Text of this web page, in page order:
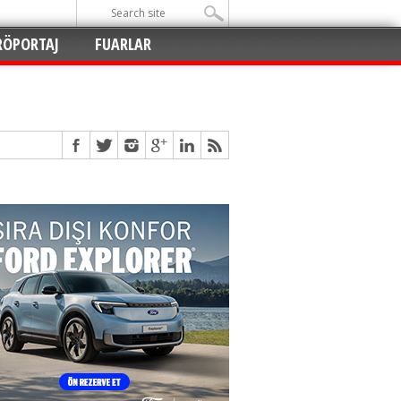
FUARLAR